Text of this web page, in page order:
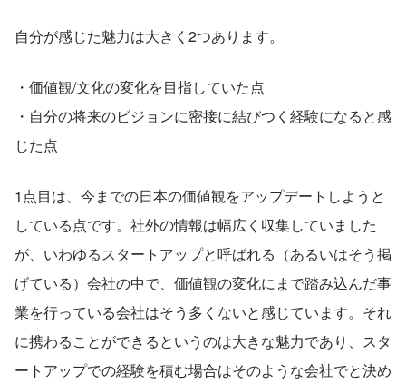
自分が感じた魅力は大きく2つあります。
・価値観/文化の変化を目指していた点
・自分の将来のビジョンに密接に結びつく経験になると感
じた点
1点目は、今までの日本の価値観をアップデートしようと
している点です。社外の情報は幅広く収集していました
が、いわゆるスタートアップと呼ばれる（あるいはそう掲
げている）会社の中で、価値観の変化にまで踏み込んだ事
業を行っている会社はそう多くないと感じています。それ
に携わることができるというのは大きな魅力であり、スタ
ートアップでの経験を積む場合はそのような会社でと決め